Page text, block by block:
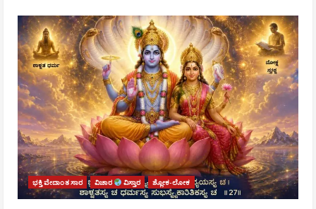
ಭಕ್ತಿ ವೇದಾಂತ ಸಾರ ವಿಚಾರ ವಿಸ್ತಾರ ಶ್ಲೋಕ-ಲೋಕ